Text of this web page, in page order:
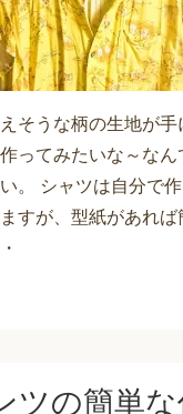
そうな柄の生地が手
ってみたいな～な
。 シャツは自分で
すが、型紙があれば
ツの簡単な